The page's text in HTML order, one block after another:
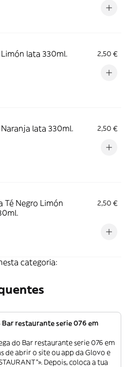
lata 330ml. 2,50 €
lata 330ml. 2,50 €
Té Negro Limón
2,50 €
categoria:
restaurante serie 076 em
do Bar restaurante serie 076 em
de abrir o site ou app da Glovo e
Depois, coloca a tua